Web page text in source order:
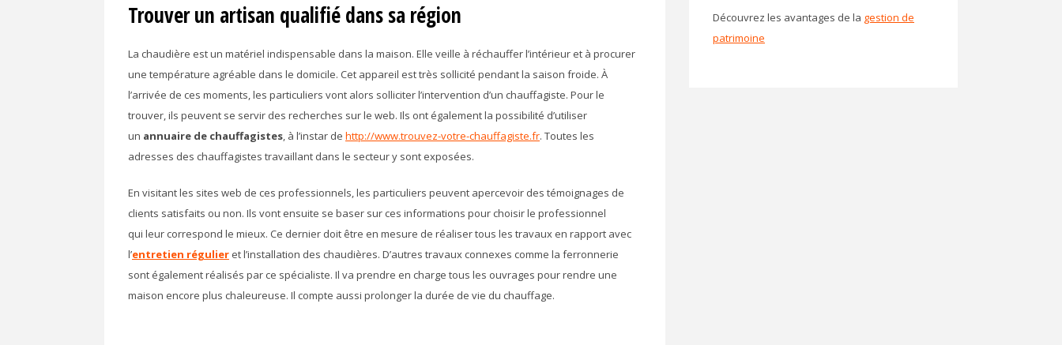
Trouver un artisan qualifié dans sa région
La chaudière est un matériel indispensable dans la maison. Elle veille à réchauffer l’intérieur et à procurer
une température agréable dans le domicile. Cet appareil est très sollicité pendant la saison froide. À
l’arrivée de ces moments, les particuliers vont alors solliciter l’intervention d’un chauffagiste. Pour le
trouver, ils peuvent se servir des recherches sur le web. Ils ont également la possibilité d’utiliser
un annuaire de chauffagistes, à l’instar de http://www.trouvez-votre-chauffagiste.fr. Toutes les
adresses des chauffagistes travaillant dans le secteur y sont exposées.
En visitant les sites web de ces professionnels, les particuliers peuvent apercevoir des témoignages de
clients satisfaits ou non. Ils vont ensuite se baser sur ces informations pour choisir le professionnel
qui leur correspond le mieux. Ce dernier doit être en mesure de réaliser tous les travaux en rapport avec
l’entretien régulier et l’installation des chaudières. D’autres travaux connexes comme la ferronnerie
sont également réalisés par ce spécialiste. Il va prendre en charge tous les ouvrages pour rendre une
maison encore plus chaleureuse. Il compte aussi prolonger la durée de vie du chauffage.
Découvrez les avantages de la gestion de
patrimoine